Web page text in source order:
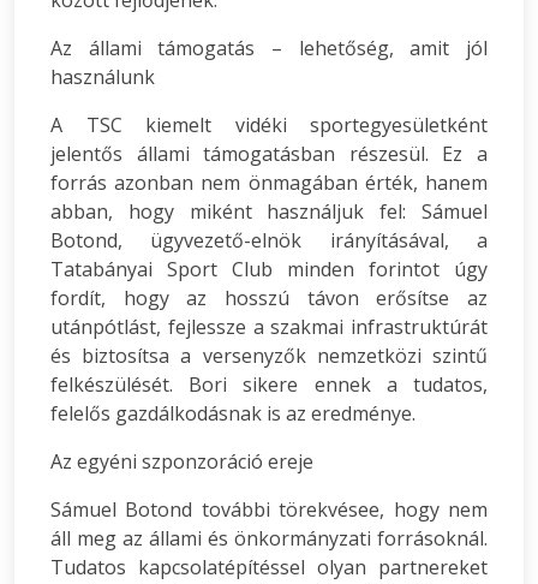
Az állami támogatás – lehetőség, amit jól
használunk
A TSC kiemelt vidéki sportegyesületként
jelentős állami támogatásban részesül. Ez a
forrás azonban nem önmagában érték, hanem
abban, hogy miként használjuk fel: Sámuel
Botond, ügyvezető-elnök irányításával, a
Tatabányai Sport Club minden forintot úgy
fordít, hogy az hosszú távon erősítse az
utánpótlást, fejlessze a szakmai infrastruktúrát
és biztosítsa a versenyzők nemzetközi szintű
felkészülését. Bori sikere ennek a tudatos,
felelős gazdálkodásnak is az eredménye.
Az egyéni szponzoráció ereje
Sámuel Botond további törekvésee, hogy nem
áll meg az állami és önkormányzati forrásoknál.
Tudatos kapcsolatépítéssel olyan partnereket